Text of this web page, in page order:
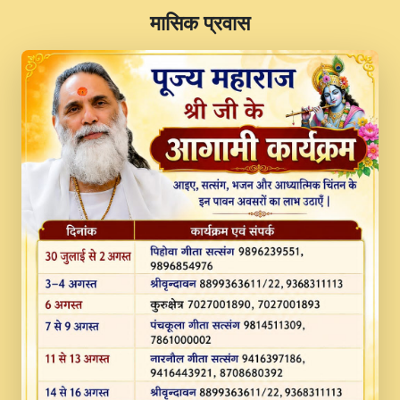
JINU SATGURU AAP BULAVE by Rasik
Pawan ji 20-11-19 Sankirtan At VEER JI
PRABHU KUTEER CHANNEL.mp3
Kina Sohna Tera Bhawan Sajaya Mata
Vaishno Devi Aarti Mata Rani Bhajan By
Lakhwinder Wadali Ji.mp3
MERE MANN VICH KANTH KALER
NEW PUNAJBI DEVOTIONAL SONG 2017
FULL VIDEO HD.mp3
Na To Roop Hai Bindu Ji Maharaj Pad - A
Divine Bhajan by Shri Indresh Ji
#BhaktiPath.mp3
Radha Rani Ki Kirpa Best Devotional
Song By Chitra Vichitra.mp3
​मासिक प्रवास